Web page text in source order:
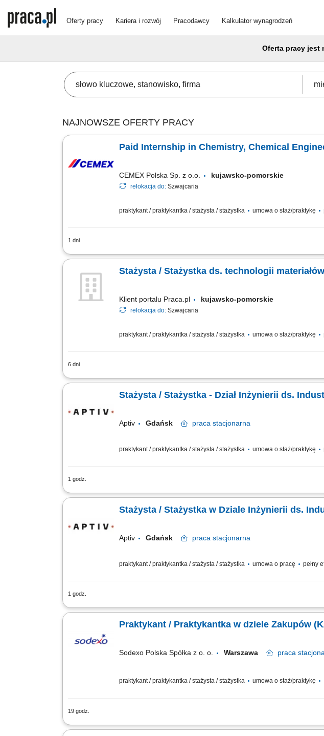
Oferty pracy Kariera i rozwój Pracodawcy Kalkulator wynagrodzeń
Oferta pracy jest
NAJNOWSZE OFERTY PRACY
Paid Internship in Chemistry, Chemical
CEMEX Polska Sp. z o.o. kujawsko-pomorskie
relokacja do: Szwajcaria
praktykant / praktykantka / stażysta / stażystka umowa o staż/praktykę
1 dni
Position purpose The Global Operations and Technology department
Stażysta / Stażystka ds. technologii
Klient portalu Praca.pl kujawsko-pomorskie
relokacja do: Szwajcaria
praktykant / praktykantka / stażysta / stażystka umowa o staż/praktykę
6 dni
Wspieranie zespołu międzynarodowego w projektach związanych z
Stażysta / Stażystka - Dział Inżynierii ds.
Aptiv Gdańsk praca stacjonarna
praktykant / praktykantka / stażysta / stażystka umowa o staż/praktykę
1 godz.
Twoja rola: Przez najbliższe kilka-kilkanaście miesięcy będziesz
Stażysta / Stażystka w Dziale Inżynierii ds.
Aptiv Gdańsk praca stacjonarna
praktykant / praktykantka / stażysta / stażystka umowa o pracę pełny
1 godz.
Miejsce pracy: Gdańsk Opis stanowiska: Tworzenie oraz aktualizacja
Praktykant / Praktykantka w dziele Zakupów
Sodexo Polska Spółka z o. o. Warszawa praca
praktykant / praktykantka / stażysta / stażystka umowa o staż/praktykę
19 godz.
Zadania: Aktualizowanie oraz weryfikowanie danych w bazie